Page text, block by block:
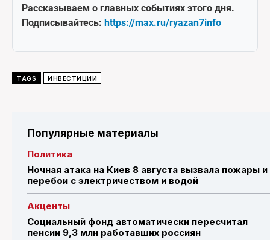
Рассказываем о главных событиях этого дня.
Подписывайтесь: https://max.ru/ryazan7info
TAGS ИНВЕСТИЦИИ
Популярные материалы
Политика
Ночная атака на Киев 8 августа вызвала пожары и
перебои с электричеством и водой
Акценты
Социальный фонд автоматически пересчитал
пенсии 9,3 млн работавших россиян